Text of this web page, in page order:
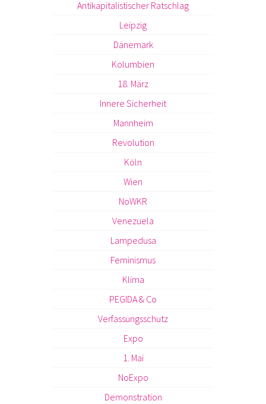
Antikapitalistischer Ratschlag
Leipzig
Dänemark
Kolumbien
18. März
Innere Sicherheit
Mannheim
Revolution
Köln
Wien
NoWKR
Venezuela
Lampedusa
Feminismus
Klima
PEGIDA & Co
Verfassungsschutz
Expo
1. Mai
NoExpo
Demonstration